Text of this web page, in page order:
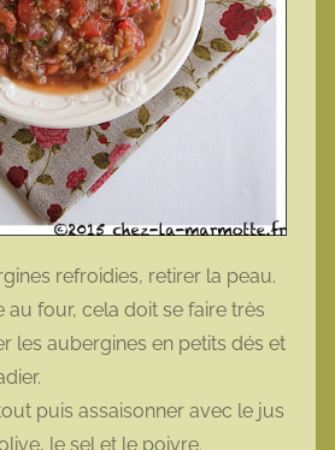
refroidies, retirer la peau.
au four, cela doit se faire très
les aubergines en petits dés et
puis assaisonner avec le jus
le sel et le poivre.